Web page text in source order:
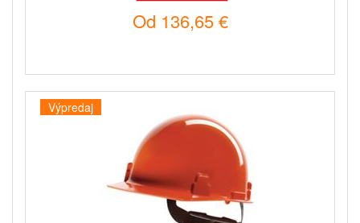
Od 136,65 €
Výpredaj